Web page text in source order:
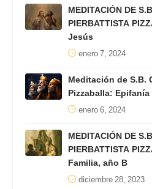
MEDITACIÓN DE
PIERBATTISTA
Jesús
enero 7, 2024
Meditación de S.B.
Pizzaballa:
enero 6, 2024
MEDITACIÓN DE
PIERBATTISTA
Familia, año B
diciembre 28, 2023